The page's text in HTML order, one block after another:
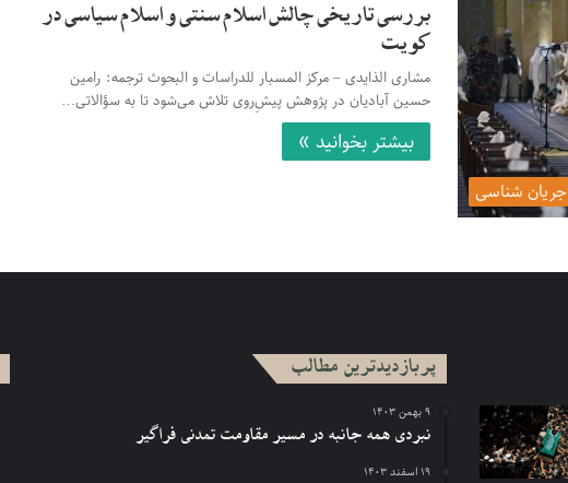
جریان شناسی
بررسی تاریخی چالش اسلام سنتی و اسلام سیاسی در
کویت
مشاری الذایدی – مرکز المسبار للدراسات و البحوث ترجمه: رامین
حسین آبادیان در پژوهش پیشِ‌روی تلاش می‌شود تا به سؤالاتی…
بیشتر بخوانید »
پربازدیدترین مطالب
۹ بهمن ۱۴۰۳
نبردی همه جانبه در مسیر مقاومت تمدنی فراگیر
۱۹ اسفند ۱۴۰۳